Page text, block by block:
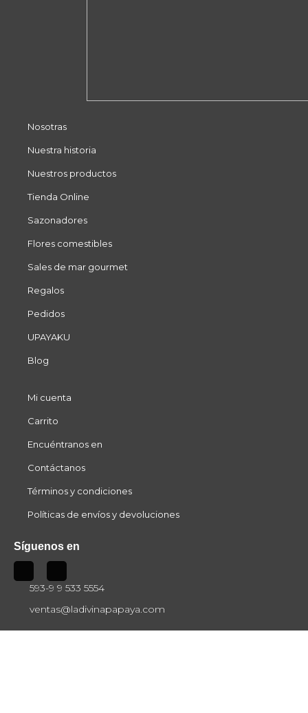
Nosotras
Nuestra historia
Nuestros productos
Tienda Online
Sazonadores
Flores comestibles
Sales de mar gourmet
Regalos
Pedidos
UPAYAKU
Blog
Mi cuenta
Carrito
Encuéntranos en
Contáctanos
Términos y condiciones
Políticas de envíos y devoluciones
Síguenos en
593-9 9 533 5554
ventas@ladivinapapaya.com